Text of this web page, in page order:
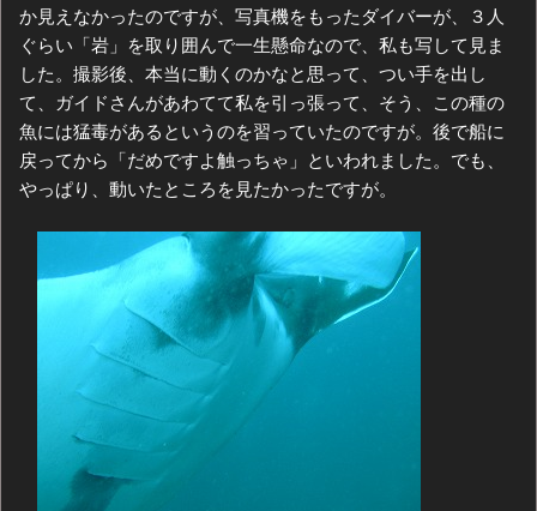
か見えなかったのですが、写真機をもったダイバーが、３人
ぐらい「岩」を取り囲んで一生懸命なので、私も写して見ま
した。撮影後、本当に動くのかなと思って、つい手を出し
て、ガイドさんがあわてて私を引っ張って、そう、この種の
魚には猛毒があるというのを習っていたのですが。後で船に
戻ってから「だめですよ触っちゃ」といわれました。でも、
やっぱり、動いたところを見たかったですが。